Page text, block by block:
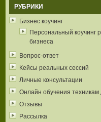
РУБРИКИ
Бизнес коучинг
Персональный коучинг
бизнеса
Вопрос-ответ
Кейсы реальных сессий
Личные консультации
Онлайн обучения
Отзывы
Рассылка